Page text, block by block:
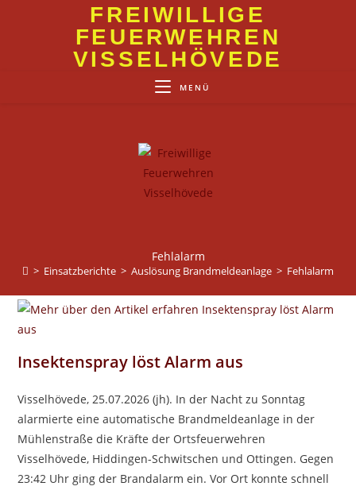
FREIWILLIGE
FEUERWEHREN
VISSELHÖVEDE
MENÜ
Fehlalarm
> Einsatzberichte > Auslösung Brandmeldeanlage > Fehlalarm
Insektenspray löst Alarm aus
Visselhövede, 25.07.2026 (jh). In der Nacht zu Sonntag
alarmierte eine automatische Brandmeldeanlage in der
Mühlenstraße die Kräfte der Ortsfeuerwehren
Visselhövede, Hiddingen-Schwitschen und Ottingen. Gegen
23:42 Uhr ging der Brandalarm ein. Vor Ort konnte schnell